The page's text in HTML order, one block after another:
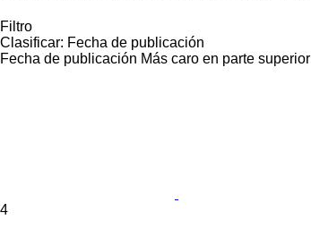
Filtro
Clasificar: Fecha de publicación
Fecha de publicación Más caro en parte superior
4